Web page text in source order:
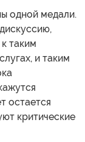
одной медали.
таким
и таким
остается
критические